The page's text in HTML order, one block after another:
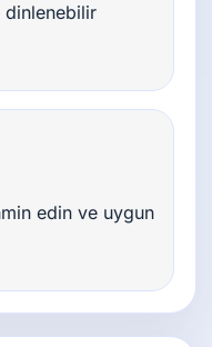
dinlenebilir
edin ve uygun